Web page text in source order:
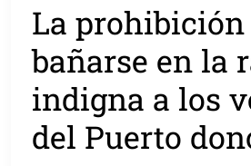
La prohibición
bañarse en la
indigna a los
del Puerto